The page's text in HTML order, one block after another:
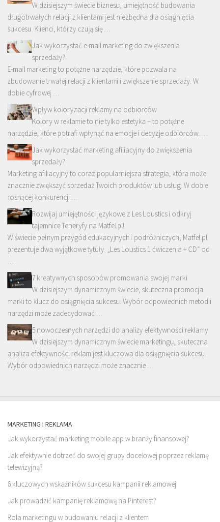
W dzisiejszym świecie biznesu, umiejętność budowania
długotrwałych relacji z klientami jest niezbędna dla osiągnięcia
sukcesu. Klienci, którzy czują się …
Jak wykorzystać e-mail marketing do zwiększenia
sprzedaży?
E-mail marketing to potężne narzędzie, które pozwala na
zbudowanie trwałej relacji z klientami i zwiększenie sprzedaży. W
dobie cyfrowej …
Wpływ koloryzacji reklamy na odbiorców
Kolory w reklamie to nie tylko estetyka – to potężne
narzędzie, które potrafi wpłynąć na emocje i decyzje odbiorców. …
Jak wykorzystać marketing afiliacyjny do zwiększenia
sprzedaży?
Marketing afiliacyjny to coraz popularniejsza strategia, która może
znacznie zwiększyć sprzedaż Twoich produktów lub usług. W dobie
rosnącej konkurencji …
Rozwijaj umiejętności językowe z Les Loustics i odkryj
tajemnice Teneryfy na Matfel.pl!
W świecie pełnym przygód edukacyjnych i podróżniczych, Matfel.pl
prezentuje dwa wyjątkowe tytuły. „Les Loustics 1 ćwiczenia + CD” od
…
7 kreatywnych sposobów promowania swojej marki
W dzisiejszym dynamicznym świecie, skuteczna promocja
marki to klucz do osiągnięcia sukcesu. Wybór odpowiednich metod i
narzędzi może zadecydować …
5 nowoczesnych narzędzi do analizy efektywności reklamy
W dzisiejszym dynamicznym świecie marketingu, skuteczna
analiza efektywności reklam jest kluczowa dla osiągnięcia sukcesu.
Wybór odpowiednich narzędzi może znacznie …
MARKETING I REKLAMA
Jak wykorzystać marketing mobile app w branży finansowej?
Jak efektywnie dotrzeć do swojej grupy docelowej poprzez reklamę
telewizyjną?
6 kluczowych wskaźników sukcesu kampanii reklamowej
Jak prowadzić kampanię reklamową na Pinterest?
Rola marketingu w budowaniu relacji z klientem